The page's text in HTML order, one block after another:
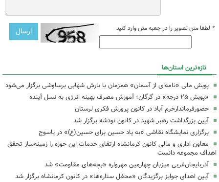
* لطفا متن تصویر را در جعبه متن وارد کنید
تازه‌ترین استان‌ها
پویش ملی «نامه‌ای از آسمان» همزمان با بارش شهابی برساوشی برگزار می‌شود
«پویش ۲۵ درجه» در گرگان؛ آموزش مصرف بهینه انرژی به نسل آینده
حضورفرماندارخرم آباد در کانون پرورش فکری لرستان
آیین بزرگداشت رهبر شهید در کانون نودشه برگزار شد
برگزاری نمایشگاه نقاشی «به یاد حسین برای حسین(ع)» در یاسوج
معاون اداری و مالی کانون کرمانشاه ارتقای خدمات این حوزه را زمینه‌ساز تحقق
اهداف مجموعه دانست
آذربایجان‌غربی میزبان چهارمین مهرواره «بچه‌های مقاومت» شد
آیین اهدای جوایز برگزیدگان «محفل ستاره‌ها» در کانون کرمانشاه برگزار شد